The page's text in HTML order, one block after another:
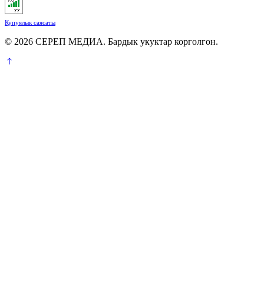
Купуялык саясаты
© 2026 СЕРЕП МЕДИА. Бардык укуктар корголгон.